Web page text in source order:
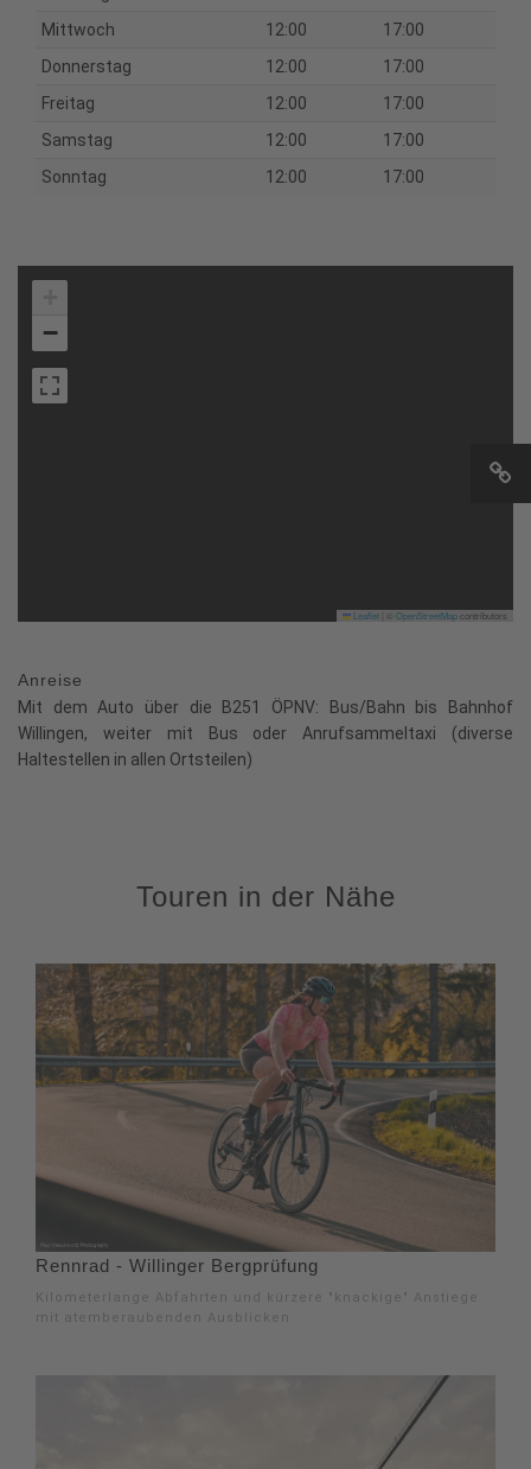
Mittwoch
12:00
17:00
Donnerstag
12:00
17:00
Freitag
12:00
17:00
Samstag
12:00
17:00
Sonntag
12:00 17:00
−
Leaflet OpenStreetMapcontributors
Anreise
Mit dem Auto über die B251 ÖPNV: Bus/Bahn bis Bahnhof
Willingen, weiter mit Bus oder Anrufsammeltaxi (diverse
Haltestellen in allen Ortsteilen)
Touren in der Nähe
Rennrad - Willinger Bergprüfung
Kilometerlange Abfahrten und kürzere "knackige" Anstiege
mit atemberaubenden Ausblicken